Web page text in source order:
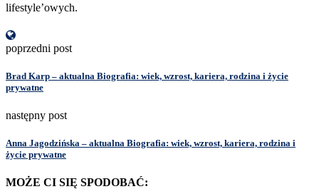
lifestyle’owych.
poprzedni post
Brad Karp – aktualna Biografia: wiek, wzrost, kariera, rodzina i życie
prywatne
następny post
Anna Jagodzińska – aktualna Biografia: wiek, wzrost, kariera, rodzina i
życie prywatne
MOŻE CI SIĘ SPODOBAĆ: